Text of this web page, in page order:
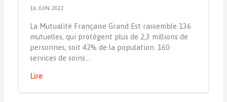
16 JUIN 2022
La Mutualité Française Grand Est rassemble 136
mutuelles, qui protègent plus de 2,3 millions de
personnes, soit 42% de la population. 160
services de soins…
Lire